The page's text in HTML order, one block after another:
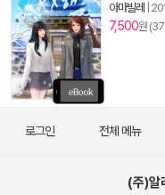
아마빌레
7,500원
로그인 전체 메뉴
(주)알